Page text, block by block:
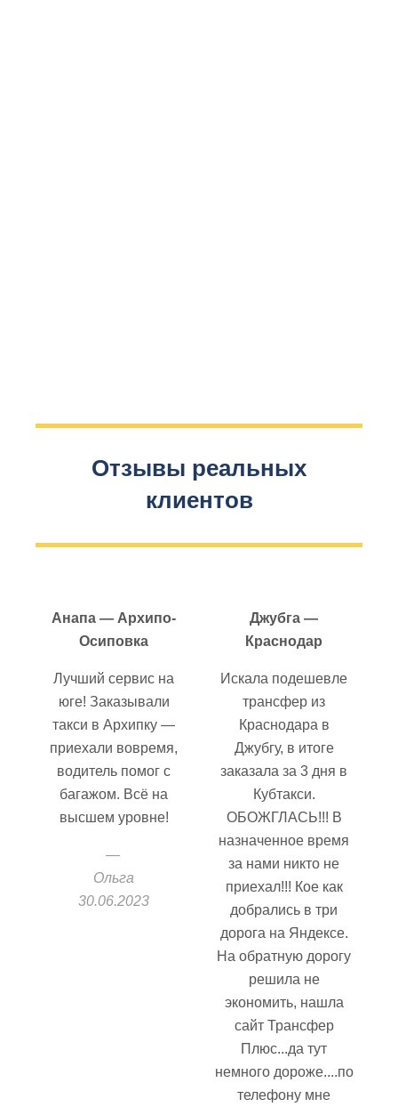
Отзывы реальных
клиентов
Анапа — Архипо-
Осиповка
Лучший сервис на
юге! Заказывали
такси в Архипку —
приехали вовремя,
водитель помог с
багажом. Всё на
высшем уровне!
Ольга
30.06.2023
Джубга —
Краснодар
Искала подешевле
трансфер из
Краснодара в
Джубгу, в итоге
заказала за 3 дня в
Кубтакси.
ОБОЖГЛАСЬ!!! В
назначенное время
за нами никто не
приехал!!! Кое как
добрались в три
дорога на Яндексе.
На обратную дорогу
решила не
экономить, нашла
сайт Трансфер
Плюс...да тут
немного дороже....по
телефону мне